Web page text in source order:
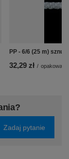
PP - 6/6 (25 m)
32,29 zł / opakowanie
Zadaj pytanie